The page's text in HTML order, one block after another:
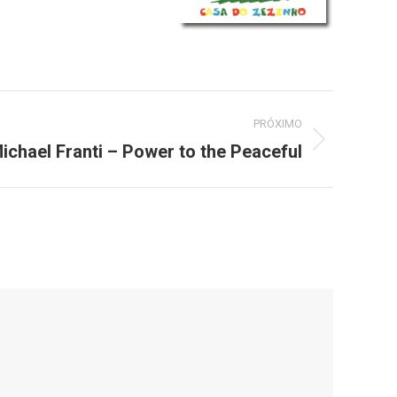
PRÓXIMO
Franti – Power to the Peaceful